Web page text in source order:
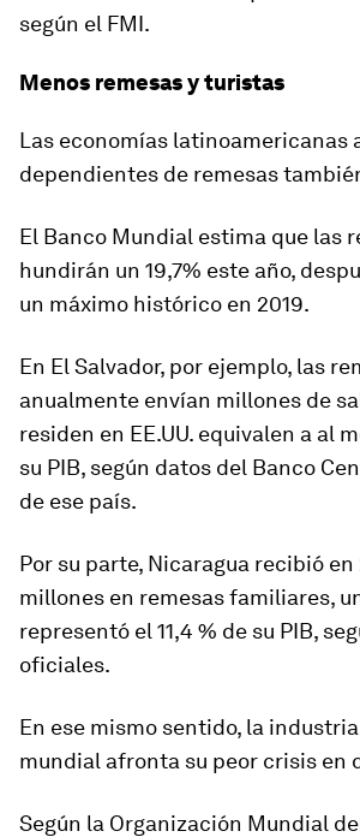
según el FMI.
Menos remesas y turistas
Las economías latinoamericanas
dependientes de remesas
El Banco Mundial estima que las
hundirán un 19,7% este año,
un máximo histórico en 2019.
En El Salvador, por ejemplo, las
anualmente envían millones de
residen en EE.UU. equivalen a al
su PIB, según datos del Banco
de ese país.
Por su parte, Nicaragua recibió en
millones en remesas familiares,
representó el 11,4 % de su PIB,
oficiales.
En ese mismo sentido, la
mundial afronta su peor crisis en
Según la Organización Mundial